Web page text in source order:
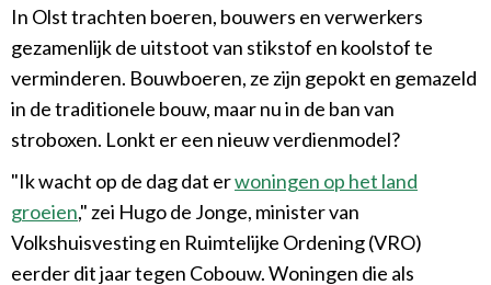
In Olst trachten boeren, bouwers en verwerkers
gezamenlijk de uitstoot van stikstof en koolstof te
verminderen. Bouwboeren, ze zijn gepokt en gemazeld
in de traditionele bouw, maar nu in de ban van
stroboxen. Lonkt er een nieuw verdienmodel?
"Ik wacht op de dag dat erwoningen op het land
groeien," zei Hugo de Jonge, minister van
Volkshuisvesting en Ruimtelijke Ordening (VRO)
eerder dit jaar tegen Cobouw. Woningen die als